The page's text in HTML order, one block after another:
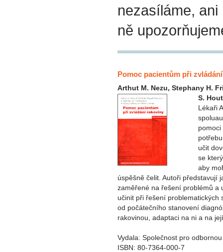
nezasíláme,
ně
Pomoc pacientům při
Arthut M. Nezu, Stephany H.
S.
Lékaři
učit
se
aby
úspěšně čelit. Autoři představují
zaměřené na řešení problémů a
učinit při řešení
od počátečního stanovení
rakovinou, adaptaci na ni a na
Vydala: Společnost pro
ISBN: 80-7364-000-7